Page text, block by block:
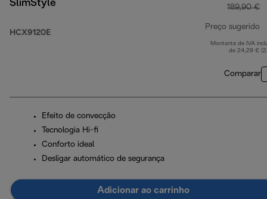
SlimStyle
HCX9120E
189,90 €
Preço sugerido
Montante de IVA
de 24,29 €
Comparar
Efeito de convecção
Tecnologia Hi-fi
Conforto ideal
Desligar automático de segurança
Adicionar ao carrinho